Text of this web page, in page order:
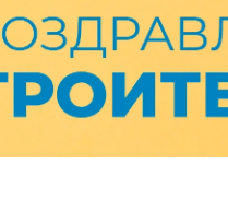
Инвестпроекты
Подписка на